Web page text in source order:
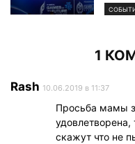
1
Rash 10.06.2019 в 11:37
Просьба мамы
скажут что не